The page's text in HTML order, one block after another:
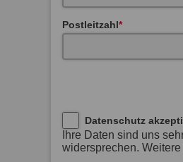
Postleitzahl
Datenschutz
Ihre Daten sind uns
widersprechen.